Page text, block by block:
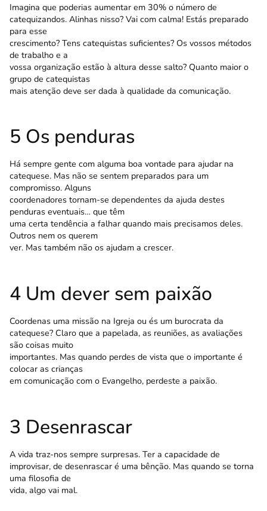
Imagina que poderias aumentar em 30% o número de
catequizandos. Alinhas nisso? Vai com calma! Estás preparado
para esse
crescimento? Tens catequistas suficientes? Os vossos métodos
de trabalho e a
vossa organização estão à altura desse salto? Quanto maior o
grupo de catequistas
mais atenção deve ser dada à qualidade da comunicação.
5 Os penduras
Há sempre gente com alguma boa vontade para ajudar na
catequese. Mas não se sentem preparados para um
compromisso. Alguns
coordenadores tornam-se dependentes da ajuda destes
penduras eventuais… que têm
uma certa tendência a falhar quando mais precisamos deles.
Outros nem os querem
ver. Mas também não os ajudam a crescer.
4 Um dever sem paixão
Coordenas uma missão na Igreja ou és um burocrata da
catequese? Claro que a papelada, as reuniões, as avaliações
são coisas muito
importantes. Mas quando perdes de vista que o importante é
colocar as crianças
em comunicação com o Evangelho, perdeste a paixão.
3 Desenrascar
A vida traz-nos sempre surpresas. Ter a capacidade de
improvisar, de desenrascar é uma bênção. Mas quando se torna
uma filosofia de
vida, algo vai mal.